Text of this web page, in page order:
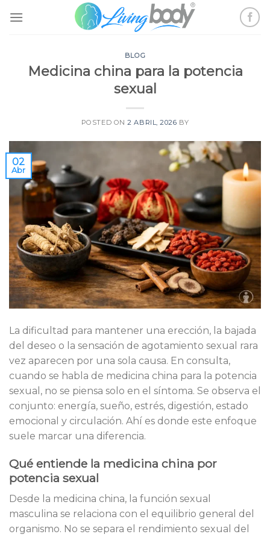
BLOG
Medicina china para la potencia
sexual
POSTED ON2 ABRIL, 2026 BY
02
Abr
La dificultad para mantener una erección, la bajada
del deseo o la sensación de agotamiento sexual rara
vez aparecen por una sola causa. En consulta,
cuando se habla de medicina china para la potencia
sexual, no se piensa solo en el síntoma. Se observa el
conjunto: energía, sueño, estrés, digestión, estado
emocional y circulación. Ahí es donde este enfoque
suele marcar una diferencia.
Qué entiende la medicina china por
potencia sexual
Desde la medicina china, la función sexual
masculina se relaciona con el equilibrio general del
organismo. No se separa el rendimiento sexual del